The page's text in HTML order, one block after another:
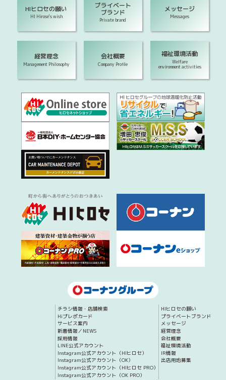
HIヒロセの願い
HI Hirose's wish
プライベート
ブランド
Private brand
メッセージ
Messages
経営理念
Management Philosophy
会社概要
Company Profile
福祉環境活動
Welfare
environment activities
チラシ情報・店舗検索
Hiプレポカード
サービス案内
新着情報／NEWS
採用情報
LINE公式アカウント
Instagram公式アカウント（HIヒロセ）
Instagram公式アカウント（OK）
Instagram公式アカウント（HIヒロセ PRO）
Instagram公式アカウント（OK PRO）
HIヒロセの願い
プライベートブランド
メッセージ
経営理念
会社概要
福祉環境活動
IR情報
出店用地募集